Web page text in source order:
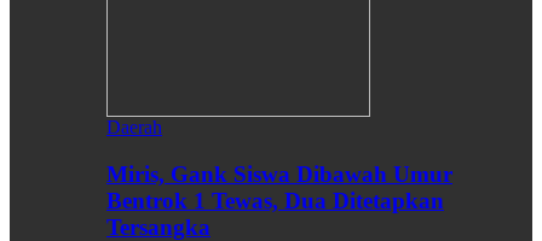
Daerah
Miris, Gank Siswa Dibawah Umur
Bentrok 1 Tewas, Dua Ditetapkan
Tersangka